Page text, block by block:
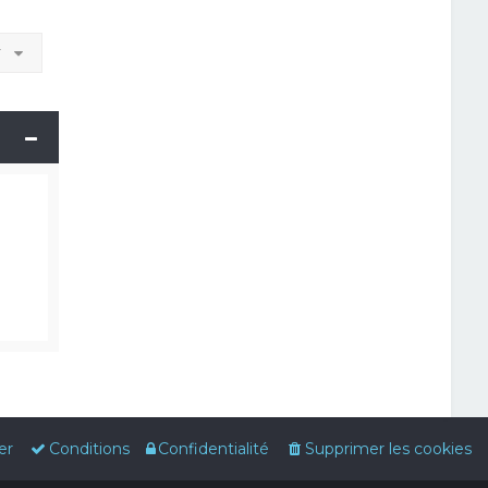
Supprimer les cookies
Confidentialité
Conditions